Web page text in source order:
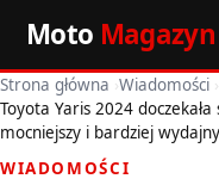
Moto Magazyn
Start
Wiadomości
Strona główna ›Wiadomości ›
Toyota Yaris 2024
mocniejszy i bardziej wydajny
WIADOMOŚCI